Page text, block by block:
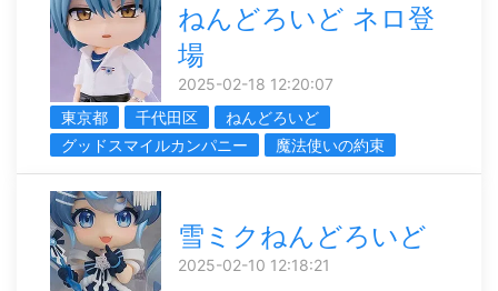
ねんどろいど ネロ登
場
2025-02-18 12:20:07
東京都
千代田区
ねんどろいど
グッドスマイルカンパニー
魔法使いの約束
雪ミクねんどろいど
2025-02-10 12:18:21